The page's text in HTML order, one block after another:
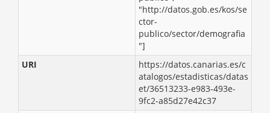
"http://datos.gob.es/kos/se
ctor-
publico/sector/demografia
"]
URI
https://datos.canarias.es/c
atalogos/estadisticas/datas
et/36513233-e983-493e-
9fc2-a85d27e42c37